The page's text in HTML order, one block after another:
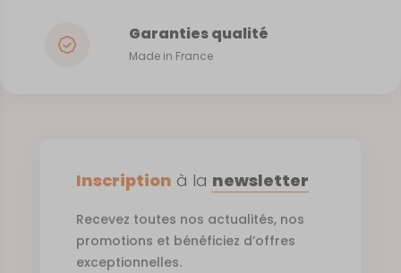
Garanties qualité
Made in France
Inscription à la newsletter
Recevez toutes nos actualités, nos
promotions et bénéficiez d’offres
exceptionnelles.